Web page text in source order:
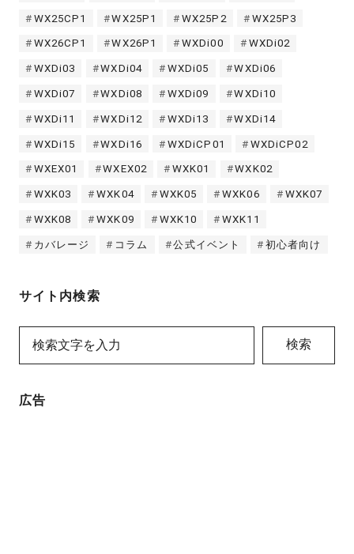
WX25CP1 WX25P1 WX25P2 WX25P3
WX26CP1 WX26P1 WXDi00 WXDi02
WXDi03 WXDi04 WXDi05 WXDi06
WXDi07 WXDi08 WXDi09 WXDi10
WXDi11 WXDi12 WXDi13 WXDi14
WXDi15 WXDi16 WXDiCP01 WXDiCP02
WXEX01 WXEX02 WXK01 WXK02
WXK03 WXK04 WXK05 WXK06 WXK07
WXK08 WXK09 WXK10 WXK11
カバレージ コラム 公式イベント 初心者向け
サイト内検索
検索
広告